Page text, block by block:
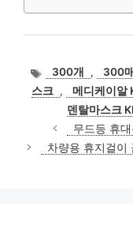
태
그
300개 , 300매
스크 , 메디케이알
덴탈마스크
무드등 휴
차량용 휴지걸이